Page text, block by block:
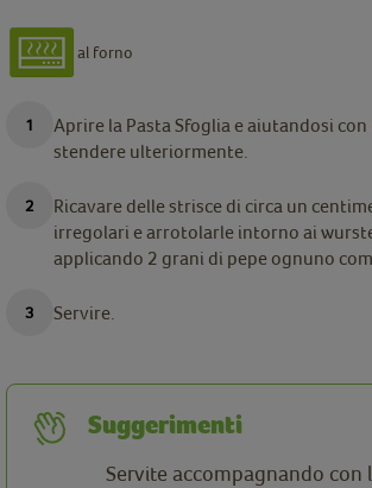
al forno
Aprire la Pasta Sfoglia e aiutandosi
stendere ulteriormente.
Ricavare delle strisce di circa un
irregolari e arrotolarle intorno ai
applicando 2 grani di pepe ognuno
Servire.
Suggerimenti
Servite accompagnando con